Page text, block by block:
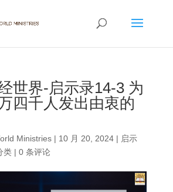
世界-启示录14-3 为
四千人发出由衷的
Ministries| 10 月 20, 2024| 启示
类| 0 条评论